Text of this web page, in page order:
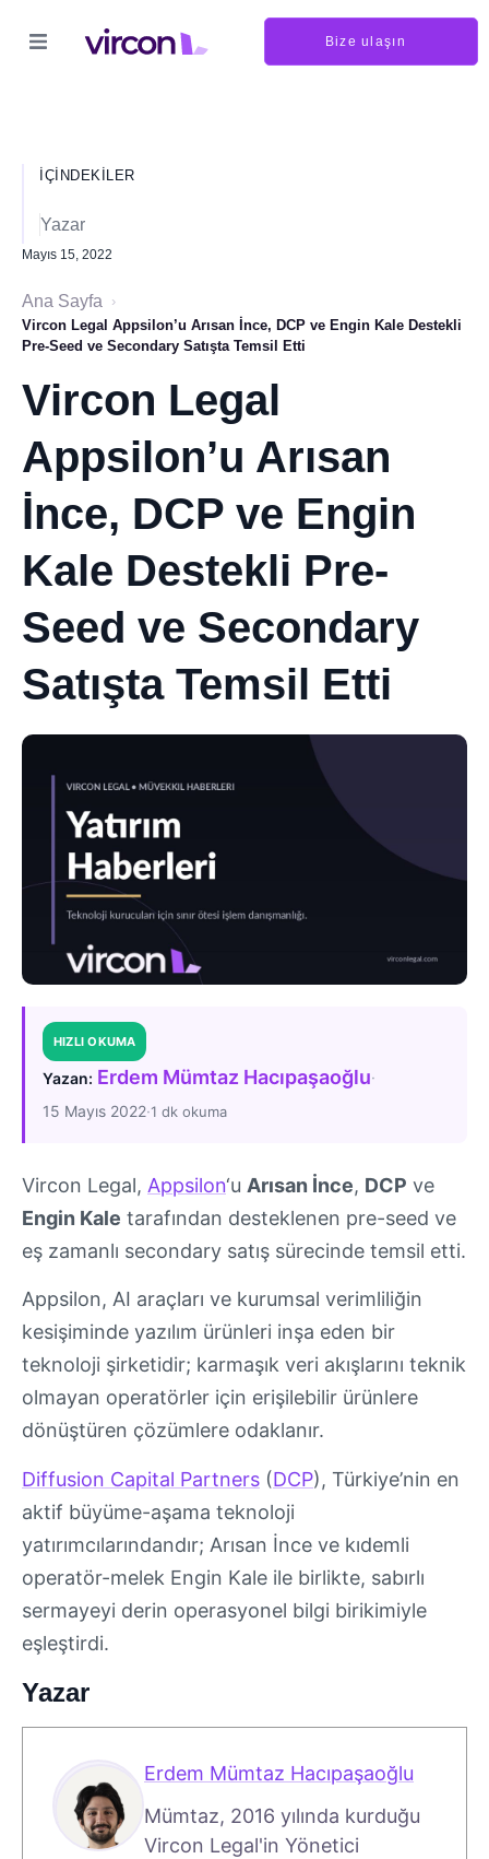
Bize ulaşın
İÇINDEKILER
Yazar
Mayıs 15, 2022
Ana Sayfa
›
Vircon Legal Appsilon’u Arısan İnce, DCP ve Engin Kale Destekli
Pre-Seed ve Secondary Satışta Temsil Etti
Vircon Legal
Appsilon’u Arısan
İnce, DCP ve Engin
Kale Destekli Pre-
Seed ve Secondary
Satışta Temsil Etti
HIZLI OKUMA
Yazan: Erdem Mümtaz Hacıpaşaoğlu·
15 Mayıs 2022·1 dk okuma
Vircon Legal, Appsilon‘u Arısan İnce, DCP ve
Engin Kale tarafından desteklenen pre-seed ve
eş zamanlı secondary satış sürecinde temsil etti.
Appsilon, AI araçları ve kurumsal verimliliğin
kesişiminde yazılım ürünleri inşa eden bir
teknoloji şirketidir; karmaşık veri akışlarını teknik
olmayan operatörler için erişilebilir ürünlere
dönüştüren çözümlere odaklanır.
Diffusion Capital Partners (DCP), Türkiye’nin en
aktif büyüme-aşama teknoloji
yatırımcılarındandır; Arısan İnce ve kıdemli
operatör-melek Engin Kale ile birlikte, sabırlı
sermayeyi derin operasyonel bilgi birikimiyle
eşleştirdi.
Yazar
Erdem Mümtaz Hacıpaşaoğlu
Mümtaz, 2016 yılında kurduğu
Vircon Legal'in Yönetici